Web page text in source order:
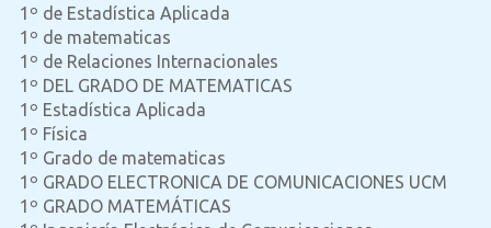
1º de Estadística Aplicada
1º de matematicas
1º de Relaciones Internacionales
1º DEL GRADO DE MATEMATICAS
1º Estadística Aplicada
1º Física
1º Grado de matematicas
1º GRADO ELECTRONICA DE COMUNICACIONES UCM
1º GRADO MATEMÁTICAS